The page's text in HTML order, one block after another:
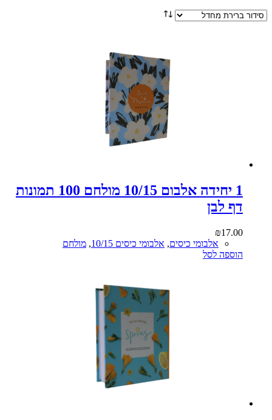
1 יחידה אלבום 10/15 מולחם 100 תמונות
דף לבן
₪17.00
אלבומי כיסים, אלבומי כיסים 10/15 , מולחם
הוספה לסל